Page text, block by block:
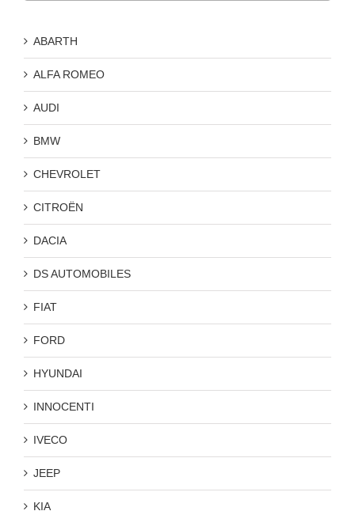
ABARTH
ALFA ROMEO
AUDI
BMW
CHEVROLET
CITROËN
DACIA
DS AUTOMOBILES
FIAT
FORD
HYUNDAI
INNOCENTI
IVECO
JEEP
KIA